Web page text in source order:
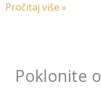
Pročitaj više »
Poklonite